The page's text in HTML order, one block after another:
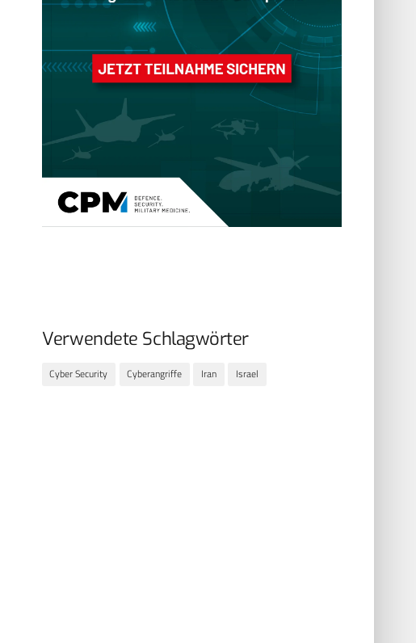
Verwendete Schlagwörter
Cyber Security Cyberangriffe Iran Israel